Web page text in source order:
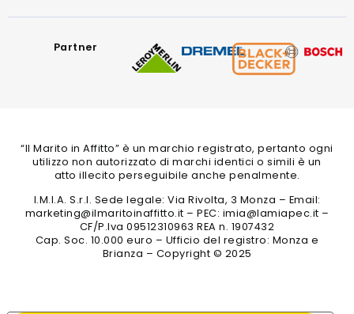
Partner
“Il Marito in Affitto” è un marchio registrato, pertanto ogni
utilizzo non autorizzato di marchi identici o simili è un
atto illecito perseguibile anche penalmente.
I.M.I.A. S.r.l. Sede legale: Via Rivolta, 3 Monza – Email:
marketing@ilmaritoinaffitto.it – PEC: imia@lamiapec.it –
CF/P.Iva 09512310963 REA n. 1907432
Cap. Soc. 10.000 euro – Ufficio del registro: Monza e
Brianza – Copyright © 2025